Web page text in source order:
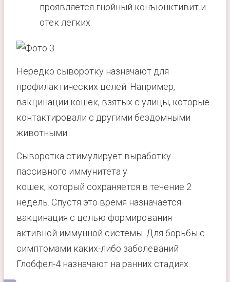
проявляется гнойный конъюнктивит и
отек легких.
Нередко сыворотку назначают для
профилактических целей. Например,
вакцинации кошек, взятых с улицы, которые
контактировали с другими бездомными
животными.
Сыворотка стимулирует выработку
пассивного иммунитета у
кошек, который сохраняется в течение 2
недель. Спустя это время назначается
вакцинация с целью формирования
активной иммунной системы. Для борьбы с
симптомами каких-либо заболеваний
Глобфел-4 назначают на ранних стадиях.